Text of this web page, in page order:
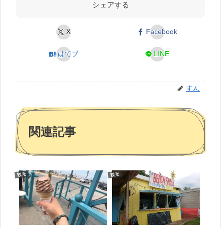
シェアする
X Facebook
はてブ LINE
すん
関連記事
観光 観光